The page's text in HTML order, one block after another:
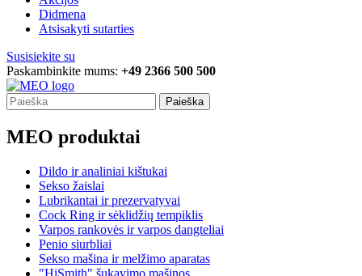
Didmena
Atsisakyti sutarties
Susisiekite su
Paskambinkite mums: +49 2366 500 500
Paieška
MEO produktai
Dildo ir analiniai kištukai
Sekso žaislai
Lubrikantai ir prezervatyvai
Cock Ring ir sėklidžių tempiklis
Varpos rankovės ir varpos dangteliai
Penio siurbliai
Sekso mašina ir melžimo aparatas